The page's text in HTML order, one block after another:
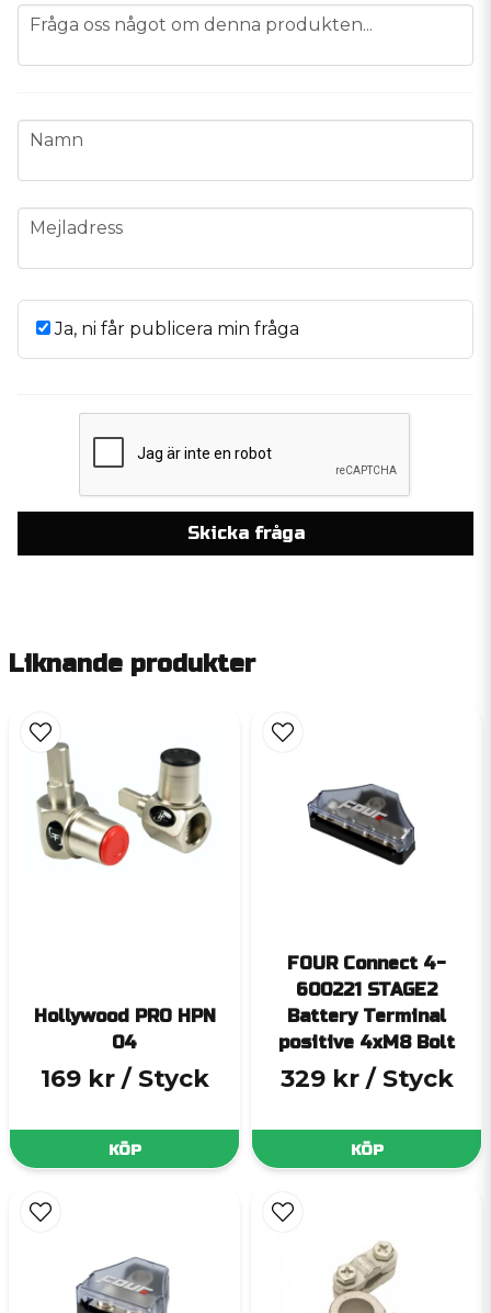
question
Fråga oss något om denna produkten...
name
Namn
email
Mejladress
Ja, ni får publicera min fråga
Skicka fråga
Liknande produkter
Hollywood PRO HPN
04
169 kr / Styck
KÖP
FOUR Connect 4-
600221 STAGE2
Battery Terminal
positive 4xM8 Bolt
329 kr / Styck
KÖP